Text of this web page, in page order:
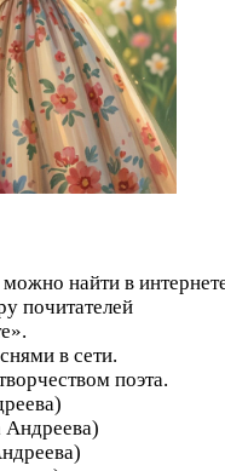
найти в
почитателей
в сети.
поэта.